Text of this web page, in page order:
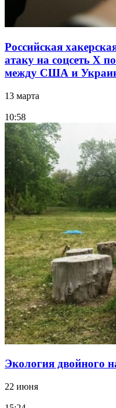
Российская
атаку на соцсеть Х
между США и
13 марта
10:58
Экология двойного
22 июня